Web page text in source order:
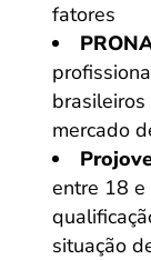
fatores
mercado
entre 18 e
situação